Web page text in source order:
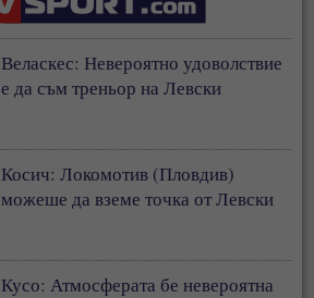
Веласкес: Невероятно удоволствие
е да съм треньор на Левски
Косич: Локомотив (Пловдив)
можеше да вземе точка от Левски
Кусо: Атмосферата бе невероятна